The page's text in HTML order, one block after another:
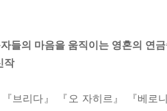
전염성이 있는 것은 두려움이다.
찾던 마음이 순식간에 절절한 사
아놓아도 되는 때가 온다. (본문
원하는 대로 살겠어? 사회가 요구
들의 마음을 움직이는 영혼의 연
작
『브리다』 『오 자히르』 『베